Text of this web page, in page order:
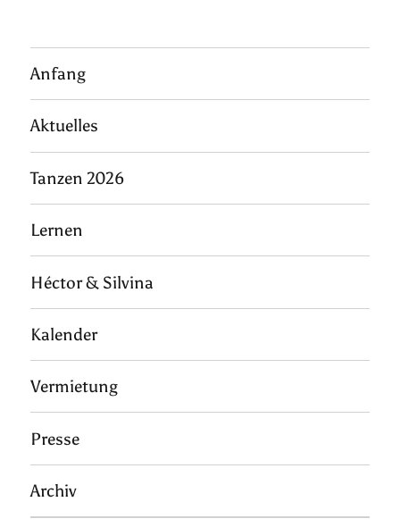
Anfang
Aktuelles
Tanzen 2026
Lernen
Héctor & Silvina
Kalender
Vermietung
Presse
Archiv